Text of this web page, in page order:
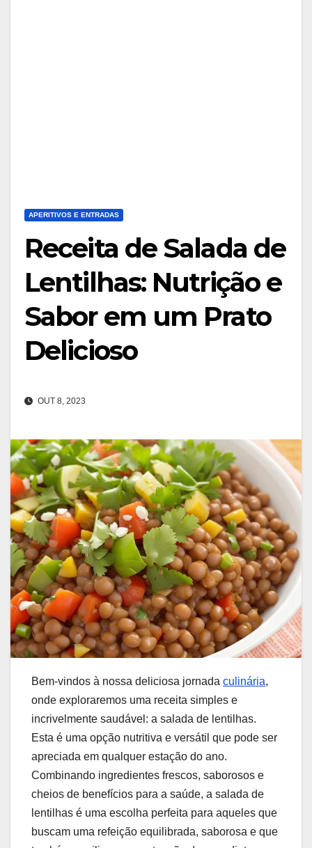
APERITIVOS E ENTRADAS
Receita de Salada de
Lentilhas: Nutrição e
Sabor em um Prato
Delicioso
OUT 8, 2023
Bem-vindos à nossa deliciosa jornada culinária,
onde exploraremos uma receita simples e
incrivelmente saudável: a salada de lentilhas.
Esta é uma opção nutritiva e versátil que pode ser
apreciada em qualquer estação do ano.
Combinando ingredientes frescos, saborosos e
cheios de benefícios para a saúde, a salada de
lentilhas é uma escolha perfeita para aqueles que
buscam uma refeição equilibrada, saborosa e que